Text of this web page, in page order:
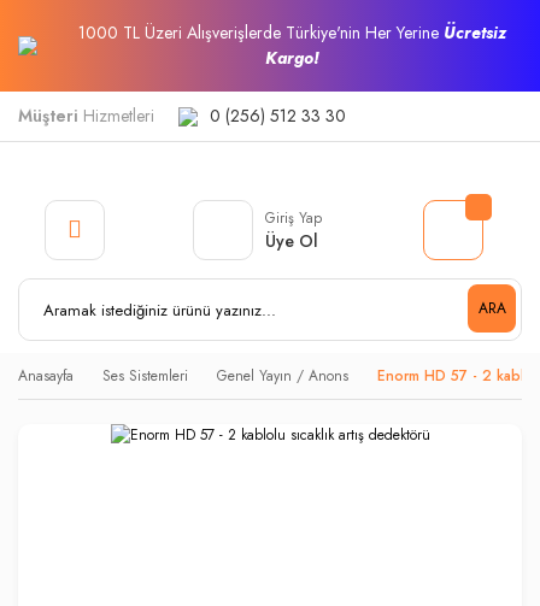
1000 TL Üzeri Alışverişlerde Türkiye'nin Her Yerine Ücretsiz
Kargo!
Müşteri Hizmetleri 0 (256) 512 33 30
ARA
Giriş Yap
Üye Ol
Anasayfa Ses Sistemleri Genel Yayın / Anons Enorm HD 57 - 2